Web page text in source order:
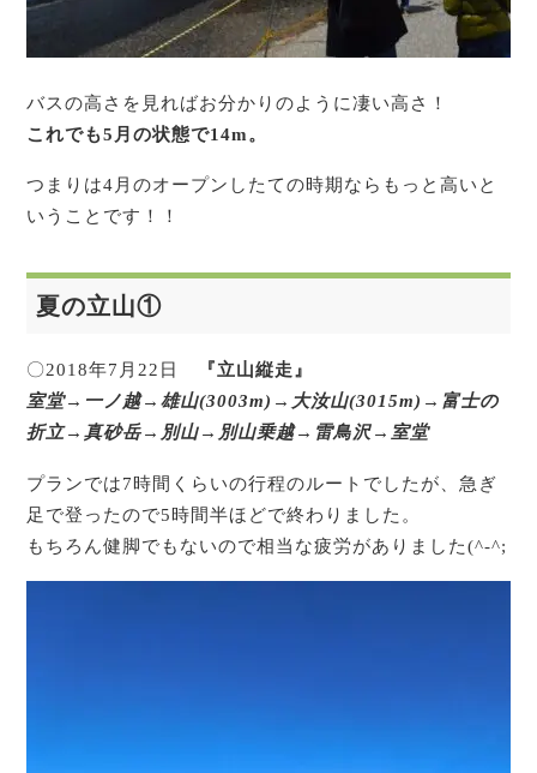
バスの高さを見ればお分かりのように凄い高さ！
これでも5月の状態で14m。
つまりは4月のオープンしたての時期ならもっと高いと
いうことです！！
夏の立山①
〇2018年7月22日
『立山縦走』
室堂→一ノ越→雄山(3003m)→大汝山(3015m)→富士の
折立→真砂岳→別山→別山乗越→雷鳥沢→室堂
プランでは7時間くらいの行程のルートでしたが、急ぎ
足で登ったので5時間半ほどで終わりました。
もちろん健脚でもないので相当な疲労がありました(^-^;